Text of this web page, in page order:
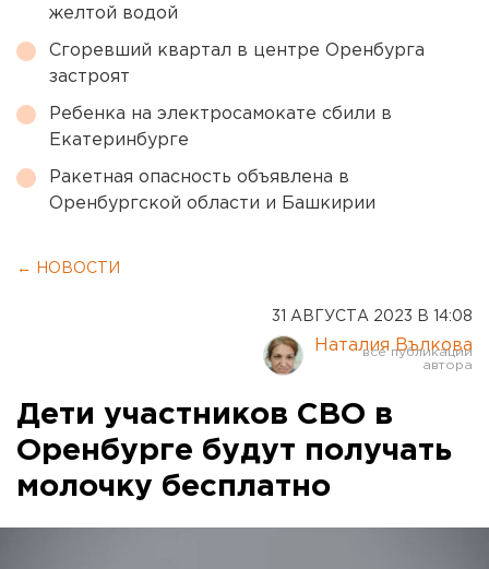
желтой водой
Сгоревший квартал в центре Оренбурга
застроят
Ребенка на электросамокате сбили в
Екатеринбурге
Ракетная опасность объявлена в
Оренбургской области и Башкирии
← НОВОСТИ
31 АВГУСТА 2023 В 14:08
Наталия Вълкова
Дети участников СВО в
Оренбурге будут получать
молочку бесплатно